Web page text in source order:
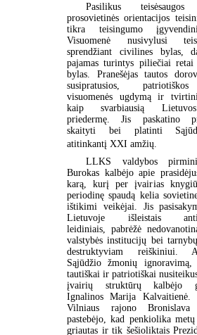
Pasilikus teisėsaugos
prosovietinės orientacijos
tikra teisingumo
Visuomenė nusivylusi
sprendžiant civilines bylas,
pajamas turintys piliečiai
bylas. Pranešėjas tautos
susipratusios,
visuomenės ugdymą ir
kaip svarbiausią
priedermę. Jis paskatino
skaityti bei platinti
atitinkantį XXI amžių.
LLKS valdybos
Burokas kalbėjo apie
karą, kurį per įvairias
periodinę spaudą kelia
ištikimi veikėjai. Jis
Lietuvoje išleistais
leidiniais, pabrėžė
valstybės institucijų bei
destruktyviam reiškiniui.
Sąjūdžio žmonių ignoravimą,
tautiškai ir patriotiškai
įvairių struktūrų kalbėjo
Ignalinos Marija Kalvaitienė.
Vilniaus rajono Bronislava
pastebėjo, kad penkiolika
griautas ir tik šešioliktais